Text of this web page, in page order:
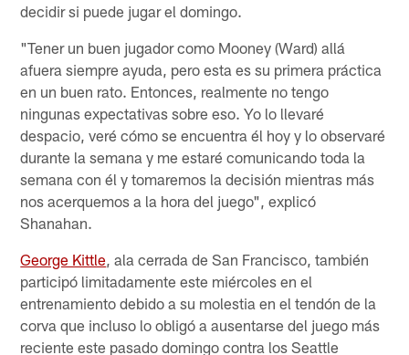
decidir si puede jugar el domingo.
"Tener un buen jugador como Mooney (Ward) allá
afuera siempre ayuda, pero esta es su primera práctica
en un buen rato. Entonces, realmente no tengo
ningunas expectativas sobre eso. Yo lo llevaré
despacio, veré cómo se encuentra él hoy y lo observaré
durante la semana y me estaré comunicando toda la
semana con él y tomaremos la decisión mientras más
nos acerquemos a la hora del juego", explicó
Shanahan.
George Kittle , ala cerrada de San Francisco, también
participó limitadamente este miércoles en el
entrenamiento debido a su molestia en el tendón de la
corva que incluso lo obligó a ausentarse del juego más
reciente este pasado domingo contra los Seattle